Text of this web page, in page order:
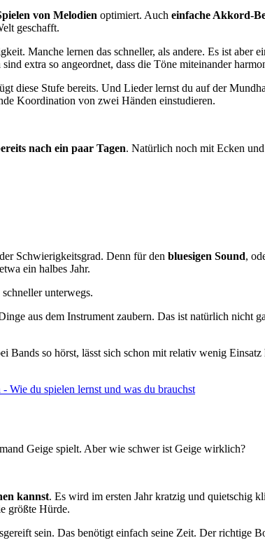
von Melodien optimiert. Auch einfache Akkord-
geschafft.
Manche lernen das schneller, als andere. Es ist aber
extra so angeordnet, dass die Töne miteinander
diese Stufe bereits. Und Lieder lernst du auf der
Koordination von zwei Händen einstudieren.
nach ein paar Tagen. Natürlich noch mit Ecken
Schwierigkeitsgrad. Denn für den bluesigen Sound,
ein halbes Jahr.
unterwegs.
aus dem Instrument zaubern. Das ist natürlich nicht
Bands so hörst, lässt sich schon mit relativ wenig
Wie du spielen lernst und was du brauchst
Geige spielt. Aber wie schwer ist Geige wirklich?
kannst. Es wird im ersten Jahr kratzig und quietschig
größte Hürde.
sein. Das benötigt einfach seine Zeit. Der richtige